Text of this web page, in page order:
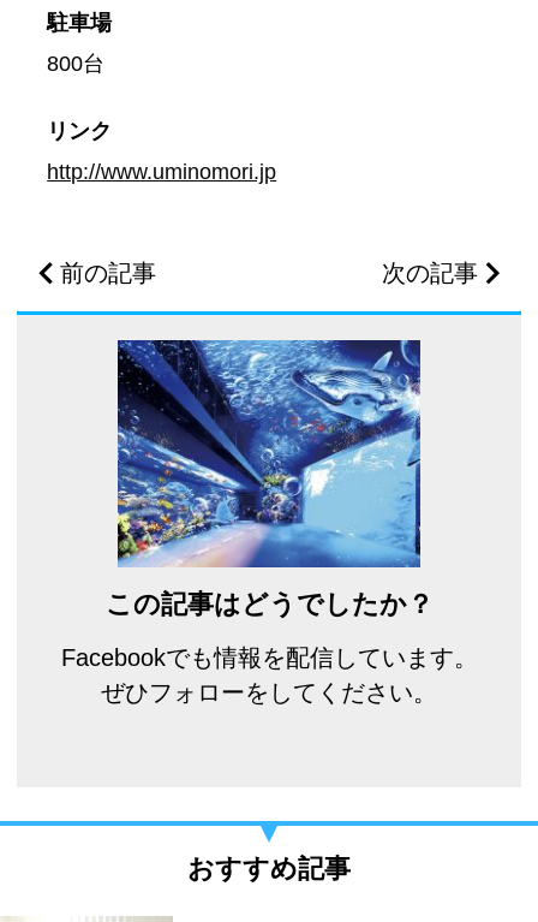
駐車場
800台
リンク
http://www.uminomori.jp
前の記事 次の記事
この記事はどうでしたか？
Facebookでも情報を配信しています。
ぜひフォローをしてください。
おすすめ記事